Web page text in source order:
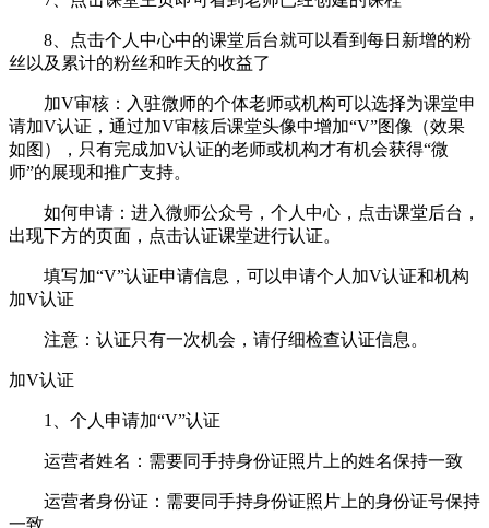
8、点击个人中心中的课堂后台就可以看到每日新增的粉
丝以及累计的粉丝和昨天的收益了
加V审核：入驻微师的个体老师或机构可以选择为课堂申
请加V认证，通过加V审核后课堂头像中增加“V”图像（效果
如图），只有完成加V认证的老师或机构才有机会获得“微
师”的展现和推广支持。
如何申请：进入微师公众号，个人中心，点击课堂后台，
出现下方的页面，点击认证课堂进行认证。
填写加“V”认证申请信息，可以申请个人加V认证和机构
加V认证
注意：认证只有一次机会，请仔细检查认证信息。
加V认证
1、个人申请加“V”认证
运营者姓名：需要同手持身份证照片上的姓名保持一致
运营者身份证：需要同手持身份证照片上的身份证号保持
一致